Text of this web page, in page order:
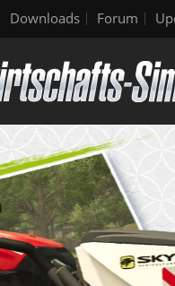
Downloads Forum